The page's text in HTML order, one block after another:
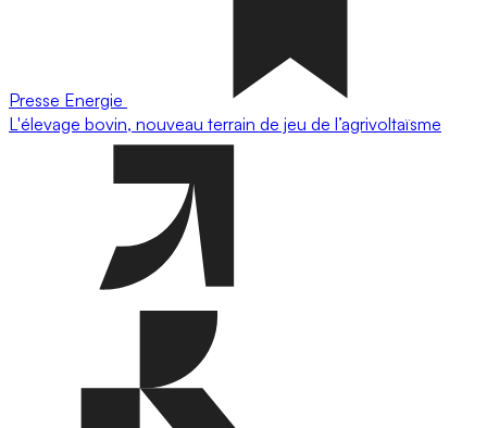
Presse Energie
L'élevage bovin, nouveau terrain de jeu de l’agrivoltaïsme